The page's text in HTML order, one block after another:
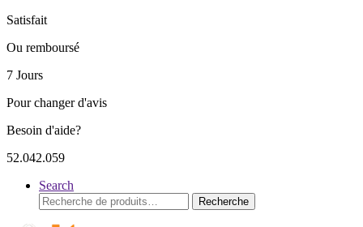
Satisfait
Ou remboursé
7 Jours
Pour changer d'avis
Besoin d'aide?
52.042.059
Search
Recherche
pour :
Recherche